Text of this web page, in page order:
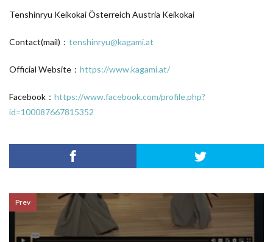
Tenshinryu Keikokai Österreich Austria Keikokai
Contact(mail)： tenshinryu@kagami.at
Official Website： https://www.kagami.at/
Facebook： https://www.facebook.com/profile.php?
id=100087667815352
Prev